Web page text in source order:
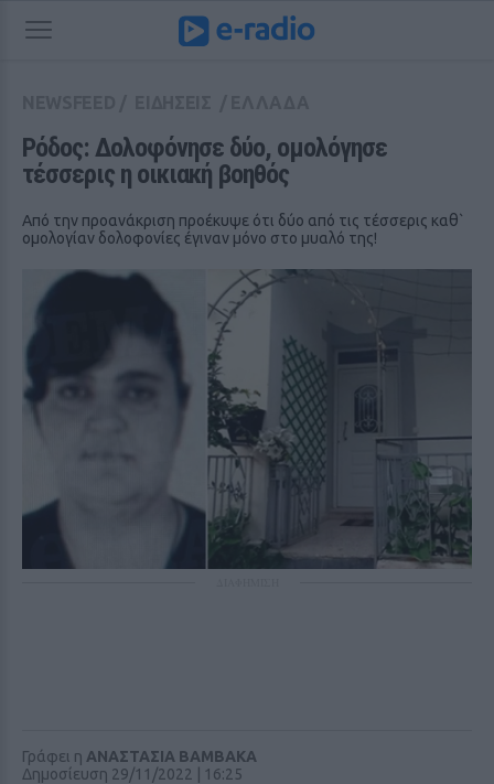
Ρόδος: Δολοφόνησε δύο, ομολόγησε
τέσσερις η οικιακή βοηθός
Από την προανάκριση προέκυψε ότι δύο από τις τέσσερις καθ`
ομολογίαν δολοφονίες έγιναν μόνο στο μυαλό της!
Γράφει η ΑΝΑΣΤΑΣΙΑ ΒΑΜΒΑΚΑ
Δημοσίευση 29/11/2022 | 16:25